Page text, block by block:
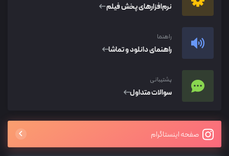
نرم‌افزار‌های پخش فیلم
راهنما
راهنمای دانلود و تماشا
پشتیبانی
سوالات متداول
صفحه اینستاگرام